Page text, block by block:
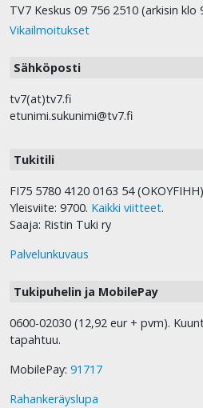
TV7 Keskus 09 756 2510 (arkisin klo
Vikailmoitukset
Sähköposti
tv7(at)tv7.fi
etunimi.sukunimi@tv7.fi
Tukitili
FI75 5780 4120 0163 54
Yleisviite: 9700. Kaikki viitteet.
Saaja: Ristin Tuki ry
Palvelunkuvaus
Tukipuhelin ja MobilePay
0600-02030 (12,92 eur + pvm).
tapahtuu.
MobilePay: 91717
Rahankeräyslupa